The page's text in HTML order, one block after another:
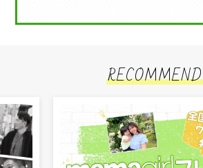
RECOMMEND